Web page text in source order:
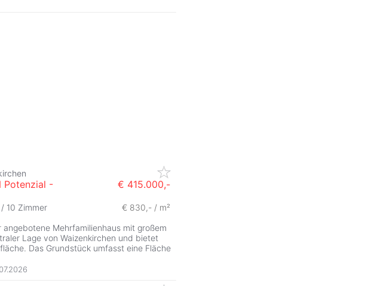
Potenzial -
€ 415.000,-
/ 10 Zimmer
€ 830,- / m²
Mehrfamilienhaus mit großem
Lage von Waizenkirchen und bietet
Das Grundstück umfasst eine Fläche